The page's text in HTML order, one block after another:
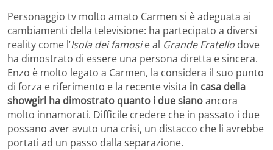
Personaggio tv molto amato Carmen si è adeguata ai
cambiamenti della televisione: ha partecipato a diversi
reality come l’Isola dei famosie al Grande Fratello dove
ha dimostrato di essere una persona diretta e sincera.
Enzo è molto legato a Carmen, la considera il suo punto
di forza e riferimento e la recente visita in casa della
showgirl ha dimostrato quanto i due sianoancora
molto innamorati. Difficile credere che in passato i due
possano aver avuto una crisi, un distacco che li avrebbe
portati ad un passo dalla separazione.